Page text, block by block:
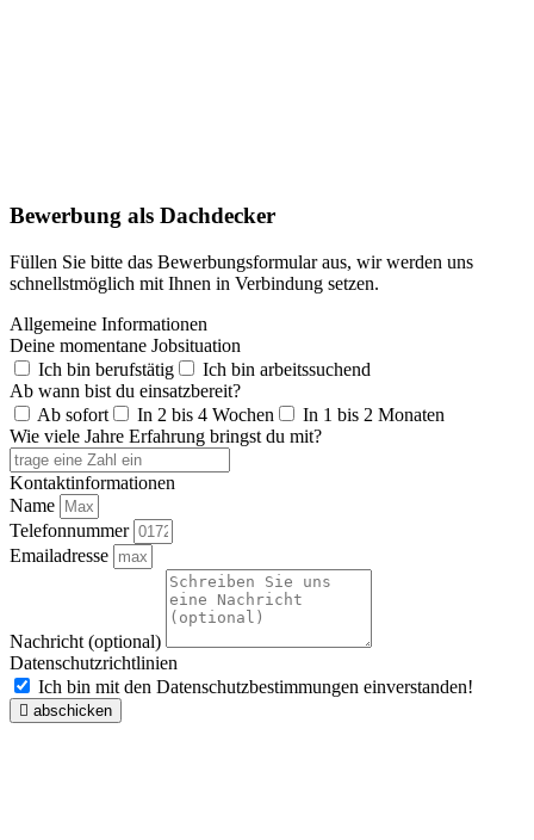
Bewerbung als Dachdecker
Füllen Sie bitte das Bewerbungsformular aus, wir werden uns
schnellstmöglich mit Ihnen in Verbindung setzen.
Allgemeine Informationen
Deine momentane Jobsituation
Ich bin berufstätig
Ich bin arbeitssuchend
Ab wann bist du einsatzbereit?
Ab sofort
In 2 bis 4 Wochen
In 1 bis 2 Monaten
Wie viele Jahre Erfahrung bringst du mit?
Kontaktinformationen
Name
Telefonnummer
Emailadresse
Nachricht (optional)
Datenschutzrichtlinien
Ich bin mit den Datenschutzbestimmungen einverstanden!
abschicken